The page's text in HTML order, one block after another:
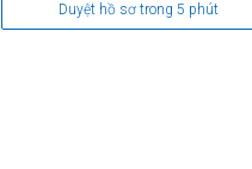
Duyệt hồ sơ trong 5 phút